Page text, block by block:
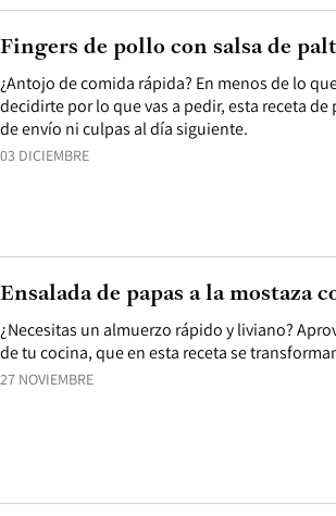
03 DICIEMBRE
¿Antojo de comida rápida? En menos de lo
decidirte por lo que vas a pedir, esta receta
de envío ni culpas al día siguiente.
Fingers de pollo con salsa de
27 NOVIEMBRE
¿Necesitas un almuerzo rápido y liviano?
de tu cocina, que en esta receta se
Ensalada de papas a la mostaza